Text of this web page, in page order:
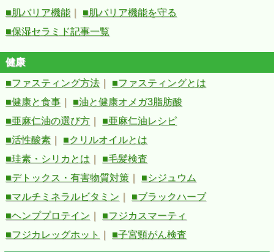
■肌バリア機能
■肌バリア機能を守る
■保湿セラミド記事一覧
健康
■ファスティング方法
■ファスティングとは
■健康と食事
■油と健康オメガ3脂肪酸
■亜麻仁油の選び方
■亜麻仁油レシピ
■活性酸素
■クリルオイルとは
■珪素・シリカとは
■毛髪検査
■デトックス・有害物質対策
■シジュウム
■マルチミネラルビタミン
■ブラックハーブ
■ヘンププロテイン
■フジカスマーティ
■フジカレッグホット
■子宮頸がん検査